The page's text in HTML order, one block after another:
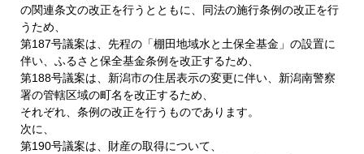
の関連条文の改正を行うとともに、同法の施行条例の改正を行
うため、
第187号議案は、先程の「棚田地域水と土保全基金」の設置に
伴い、ふるさと保全基金条例を改正するため、
第188号議案は、新潟市の住居表示の変更に伴い、新潟南警察
署の管轄区域の町名を改正するため、
それぞれ、条例の改正を行うものであります。
次に、
第190号議案は、財産の取得について、